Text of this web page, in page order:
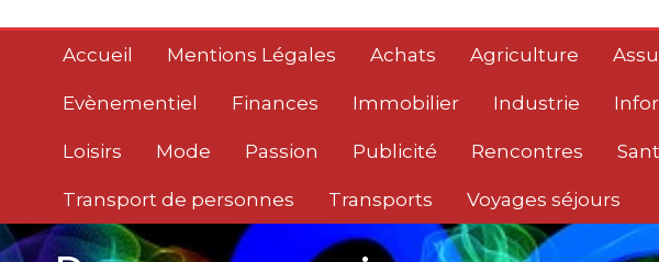
contenuAccueil Mentions Légales Achats Agriculture
Evènementiel Finances Immobilier Industrie
Loisirs Mode Passion Publicité Rencontres
Transport de personnes Transports Voyages séjours